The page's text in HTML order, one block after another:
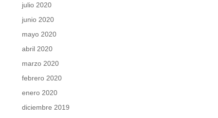
julio 2020
junio 2020
mayo 2020
abril 2020
marzo 2020
febrero 2020
enero 2020
diciembre 2019